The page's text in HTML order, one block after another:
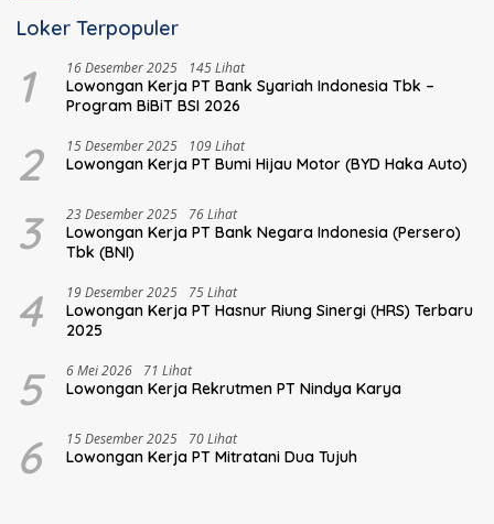
Loker Terpopuler
1 16 Desember 2025 145 Lihat
Lowongan Kerja PT Bank Syariah Indonesia Tbk –
Program BiBiT BSI 2026
2 15 Desember 2025 109 Lihat
Lowongan Kerja PT Bumi Hijau Motor (BYD Haka Auto)
3 23 Desember 2025 76 Lihat
Lowongan Kerja PT Bank Negara Indonesia (Persero)
Tbk (BNI)
4 19 Desember 2025 75 Lihat
Lowongan Kerja PT Hasnur Riung Sinergi (HRS) Terbaru
2025
5 6 Mei 2026 71 Lihat
Lowongan Kerja Rekrutmen PT Nindya Karya
6 15 Desember 2025 70 Lihat
Lowongan Kerja PT Mitratani Dua Tujuh